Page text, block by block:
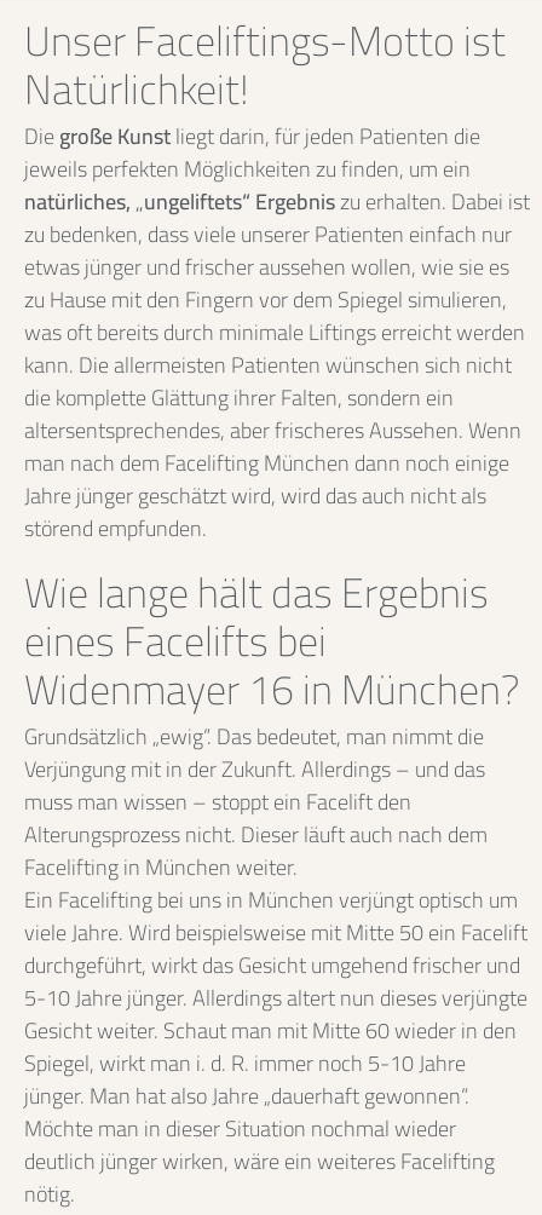
Unser Faceliftings-Motto ist
Natürlichkeit!
Diegroße Kunstliegt darin, für jeden Patienten die
jeweils perfekten Möglichkeiten zu finden, um ein
natürliches, „ungeliftets“ Ergebniszu erhalten. Dabei ist
zu bedenken, dass viele unserer Patienten einfach nur
etwas jünger und frischer aussehen wollen, wie sie es
zu Hause mit den Fingern vor dem Spiegel simulieren,
was oft bereits durch minimale Liftings erreicht werden
kann. Die allermeisten Patienten wünschen sich nicht
die komplette Glättung ihrer Falten, sondern ein
altersentsprechendes, aber frischeres Aussehen. Wenn
man nach dem Facelifting München dann noch einige
Jahre jünger geschätzt wird, wird das auch nicht als
störend empfunden.
Wie lange hält das Ergebnis
eines Facelifts bei
Widenmayer 16 in München?
Grundsätzlich „ewig“. Das bedeutet, man nimmt die
Verjüngung mit in der Zukunft. Allerdings – und das
muss man wissen – stoppt ein Facelift den
Alterungsprozess nicht. Dieser läuft auch nach dem
Facelifting in München weiter.
Ein Facelifting bei uns in München verjüngt optisch um
viele Jahre. Wird beispielsweise mit Mitte 50 ein Facelift
durchgeführt, wirkt das Gesicht umgehend frischer und
5-10 Jahre jünger. Allerdings altert nun dieses verjüngte
Gesicht weiter. Schaut man mit Mitte 60 wieder in den
Spiegel, wirkt man i. d. R. immer noch 5-10 Jahre
jünger. Man hat also Jahre „dauerhaft gewonnen“.
Möchte man in dieser Situation nochmal wieder
deutlich jünger wirken, wäre ein weiteres Facelifting
nötig.